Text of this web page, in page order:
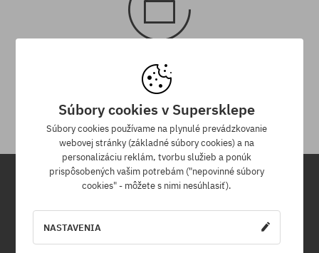
30 dní na vrátenie tovaru
Na vrátenie produktu máš 30 dní od dňa obdržania zásielky.
Newsletter
Súbory cookies v Supersklepe
Súbory cookies používame na plynulé prevádzkovanie
webovej stránky (základné súbory cookies) a na
personalizáciu reklám, tvorbu služieb a ponúk
prispôsobených vašim potrebám ("nepovinné súbory
cookies" - môžete s nimi nesúhlasiť).
NASTAVENIA